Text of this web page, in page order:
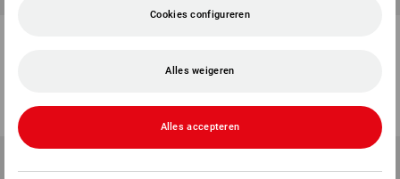
(incl. BTW) v.a. 20 paar
3
(incl. BTW) v.a. 10 paar
Cookies configureren
Alles weigeren
Alles accepteren